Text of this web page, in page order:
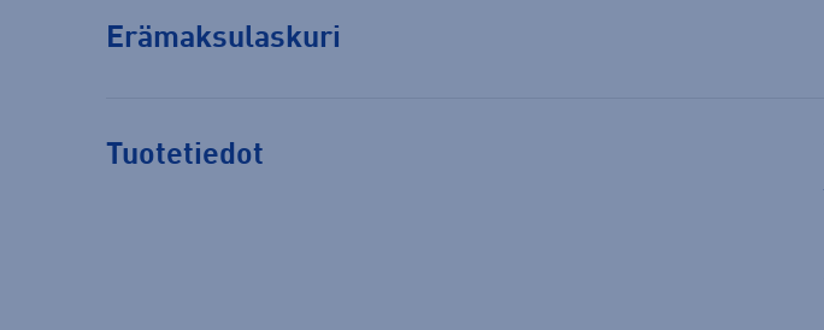
Erämaksulaskuri
Tuotetiedot